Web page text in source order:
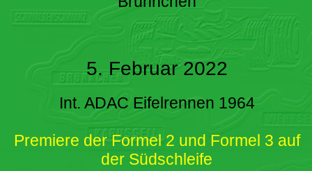
5. Februar 2022
Int. ADAC Eifelrennen 1964
Premiere der Formel 2 und Formel 3 auf
der Südschleife